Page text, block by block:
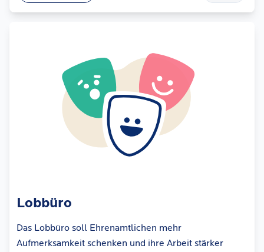
Lobbüro
Das Lobbüro soll Ehrenamtlichen mehr
Aufmerksamkeit schenken und ihre Arbeit stärker